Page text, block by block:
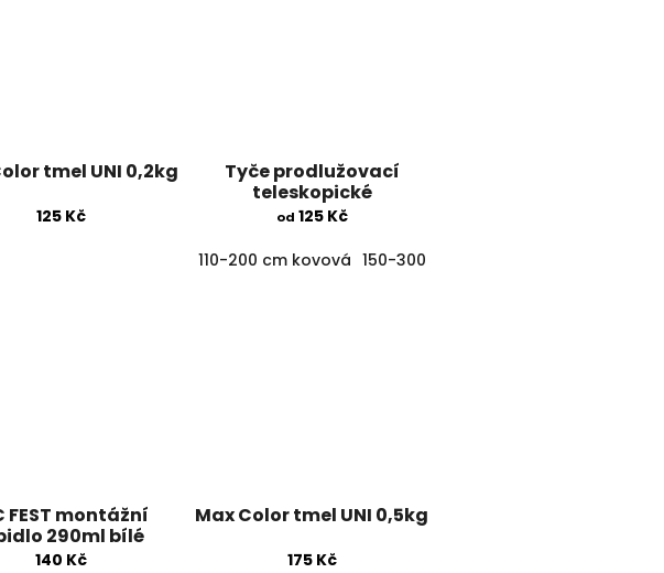
tmel UNI 0,2kg
125 Kč
Tyče prodlužovací
teleskopické
od 125 Kč
110-200 cm kovová 150-300 cm kovová
FEST montážní
290ml bílé
140 Kč
Max Color tmel UNI 0,5kg
175 Kč